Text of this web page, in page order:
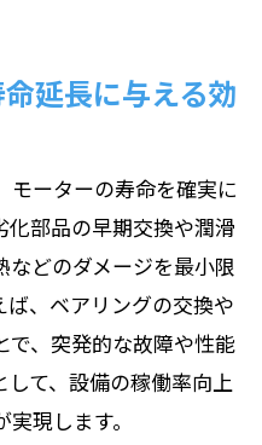
延長に与える効
モーターの寿命を確実に
部品の早期交換や潤滑
どのダメージを最小限
ば、ベアリングの交換や
で、突発的な故障や性能
て、設備の稼働率向上
現します。